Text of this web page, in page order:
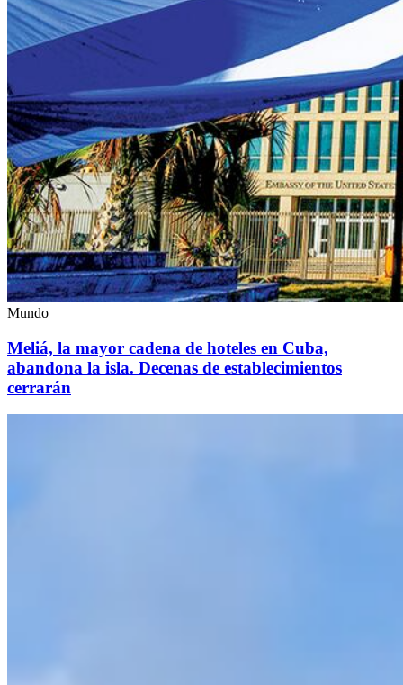
Mundo
Meliá, la mayor cadena de hoteles en Cuba,
abandona la isla. Decenas de establecimientos
cerrarán